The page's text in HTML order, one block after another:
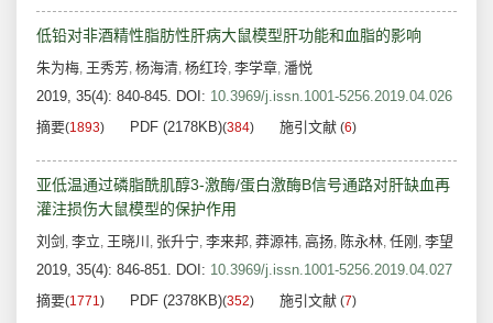
低铅对非酒精性脂肪性肝病大鼠模型肝功能和血脂的影响
朱为梅, 王秀芳, 杨海清, 杨红玲, 李学章, 潘悦
2019, 35(4): 840-845. DOI: 10.3969/j.issn.1001-5256.2019.04.026
摘要(1893) PDF (2178KB)(384) 施引文献 (6)
亚低温通过磷脂酰肌醇3-激酶/蛋白激酶B信号通路对肝缺血再
灌注损伤大鼠模型的保护作用
刘剑 , 李立, 王晓川 , 张升宁, 李来邦, 莽源祎, 高扬, 陈永林, 任刚 , 李望
2019, 35(4): 846-851. DOI: 10.3969/j.issn.1001-5256.2019.04.027
摘要(1771) PDF (2378KB)(352) 施引文献 (7)